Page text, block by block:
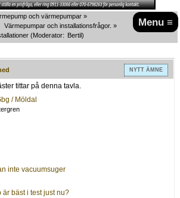
Menu ≡
och värmepumpar »
Värmepumpar och installationsfrågor. »
(Moderator: Bertil)
NYTT ÄMNE
tittar på denna tavla.
/ Möldal
inte vacuumsuger
bäst i test just nu?